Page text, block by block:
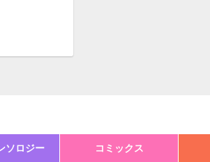
ソロジー コミックス